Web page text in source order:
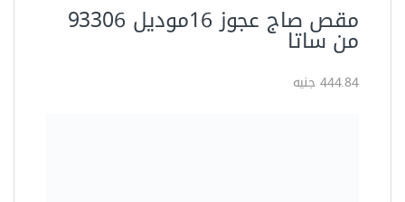
مقص صاج عجوز 16موديل 93306
من ساتا
444.84 جنيه